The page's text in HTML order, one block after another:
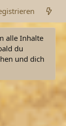
alle Inhalte
du
und dich